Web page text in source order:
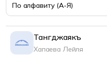
По алфавиту (А-Я)
Тангджаякъ
Хапаева Лейля